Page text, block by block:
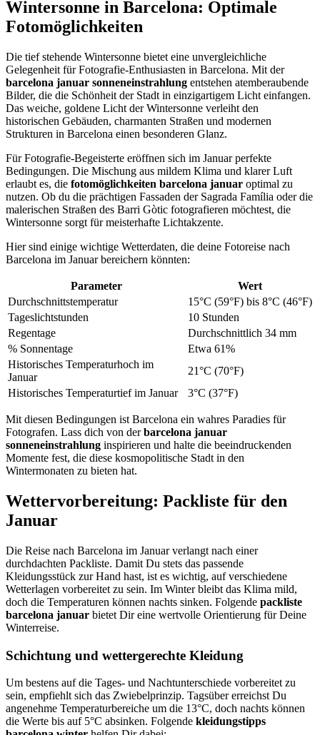
Wintersonne in Barcelona: Optimale
Fotomöglichkeiten
Die tief stehende Wintersonne bietet eine unvergleichliche
Gelegenheit für Fotografie-Enthusiasten in Barcelona. Mit der
barcelona januar sonneneinstrahlung entstehen atemberaubende
Bilder, die die Schönheit der Stadt in einzigartigem Licht einfangen.
Das weiche, goldene Licht der Wintersonne verleiht den
historischen Gebäuden, charmanten Straßen und modernen
Strukturen in Barcelona einen besonderen Glanz.
Für Fotografie-Begeisterte eröffnen sich im Januar perfekte
Bedingungen. Die Mischung aus mildem Klima und klarer Luft
erlaubt es, die fotomöglichkeiten barcelona januar optimal zu
nutzen. Ob du die prächtigen Fassaden der Sagrada Família oder die
malerischen Straßen des Barri Gòtic fotografieren möchtest, die
Wintersonne sorgt für meisterhafte Lichtakzente.
Hier sind einige wichtige Wetterdaten, die deine Fotoreise nach
Barcelona im Januar bereichern könnten:
Parameter
Wert
Durchschnittstemperatur
15°C (59°F) bis 8°C (46°F)
Tageslichtstunden
10 Stunden
Regentage
Durchschnittlich 34 mm
% Sonnentage
Etwa 61%
Historisches Temperaturhoch im
Januar
21°C (70°F)
Historisches Temperaturtief im Januar
3°C (37°F)
Mit diesen Bedingungen ist Barcelona ein wahres Paradies für
Fotografen. Lass dich von derbarcelona januar
sonneneinstrahlung inspirieren und halte die beeindruckenden
Momente fest, die diese kosmopolitische Stadt in den
Wintermonaten zu bieten hat.
Wettervorbereitung: Packliste für den
Januar
Die Reise nach Barcelona im Januar verlangt nach einer
durchdachten Packliste. Damit Du stets das passende
Kleidungsstück zur Hand hast, ist es wichtig, auf verschiedene
Wetterlagen vorbereitet zu sein. Im Winter bleibt das Klima mild,
doch die Temperaturen können nachts sinken. Folgende packliste
barcelona januar bietet Dir eine wertvolle Orientierung für Deine
Winterreise.
Schichtung und wettergerechte Kleidung
Um bestens auf die Tages- und Nachtunterschiede vorbereitet zu
sein, empfiehlt sich das Zwiebelprinzip. Tagsüber erreichst Du
angenehme Temperaturbereiche um die 13°C, doch nachts können
die Werte bis auf 5°C absinken. Folgende kleidungstipps